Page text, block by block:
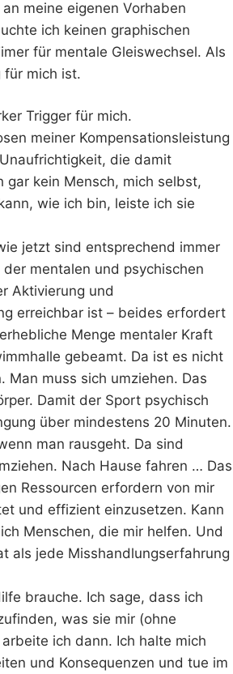
meine eigenen Vorhaben
ich keinen graphischen
für mentale Gleiswechsel. Als
mich ist.
Trigger für mich.
meiner Kompensationsleistung
die damit
gar kein Mensch, mich selbst,
wie ich bin, leiste ich sie
jetzt sind entsprechend immer
mentalen und psychischen
Aktivierung und
erreichbar ist – beides erfordert
Menge mentaler Kraft
gebeamt. Da ist es nicht
Man muss sich umziehen. Das
Damit der Sport psychisch
über mindestens 20 Minuten.
man rausgeht. Da sind
Nach Hause fahren … Das
Ressourcen erfordern von mir
und effizient einzusetzen. Kann
Menschen, die mir helfen. Und
als jede Misshandlungserfahrung
brauche. Ich sage, dass ich
was sie mir (ohne
ich dann. Ich halte mich
und Konsequenzen und tue im